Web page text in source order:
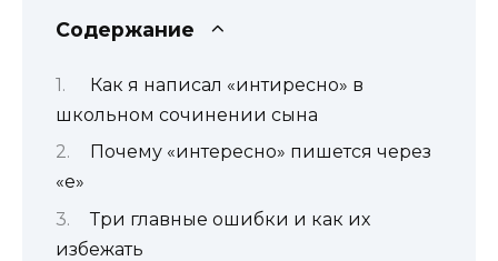
Содержание
Как я написал «интиресно» в
школьном сочинении сына
Почему «интересно» пишется через
«е»
Три главные ошибки и как их
избежать